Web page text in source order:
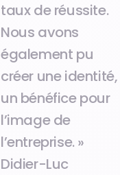
taux de réussite.
Nous avons
également pu
créer une identité,
un bénéfice pour
l’image de
l’entreprise. »
Didier-Luc